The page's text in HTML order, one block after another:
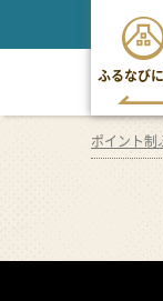
ふるなび
ポイント制